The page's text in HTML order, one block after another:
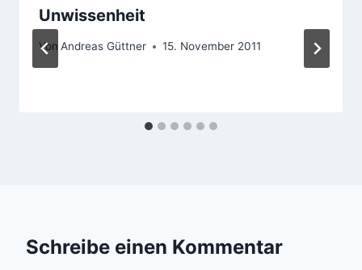
Unwissenheit
Von Andreas Güttner 15. November 2011
Schreibe einen Kommentar